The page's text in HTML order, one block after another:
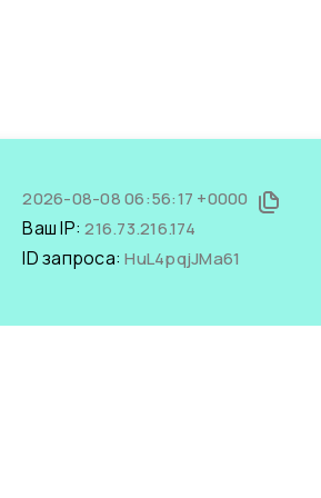
2026-08-08 06:56:17 +0000
Ваш IP:216.73.216.174
ID запроса:HuL4pqjJMa61